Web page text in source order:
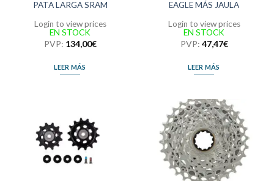
PATA LARGA SRAM
Login to view prices
EN STOCK
PVP: 134,00€
LEER MÁS
EAGLE MÁS JAULA
Login to view prices
EN STOCK
PVP: 47,47€
LEER MÁS